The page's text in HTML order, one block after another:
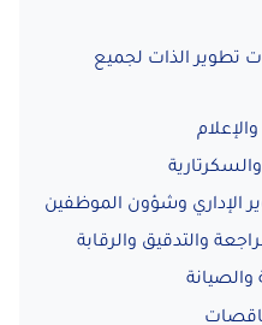
تطوير الذات لجميع
الإداري وشؤون الموظفين
والتدقيق والرقابة
والصيانة